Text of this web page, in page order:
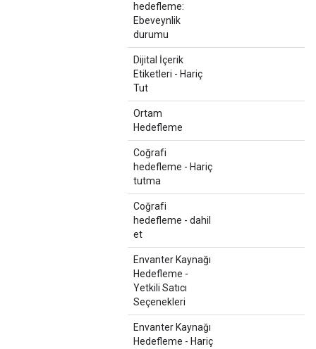
hedefleme:
Ebeveynlik
durumu
Dijital İçerik
Etiketleri - Hariç
Tut
Ortam
Hedefleme
Coğrafi
hedefleme - Hariç
tutma
Coğrafi
hedefleme - dahil
et
Envanter Kaynağı
Hedefleme -
Yetkili Satıcı
Seçenekleri
Envanter Kaynağı
Hedefleme - Hariç